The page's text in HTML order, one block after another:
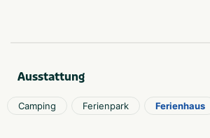
Vom Campingplatz aus gibt es vielfältige
die Schönheiten der Umgebung zu
Ausstattung
Camping Ferienpark Ferienhaus